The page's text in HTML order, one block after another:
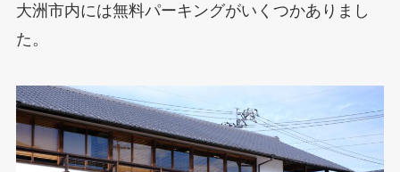
大洲市内には無料パーキングがいくつかありまし
た。